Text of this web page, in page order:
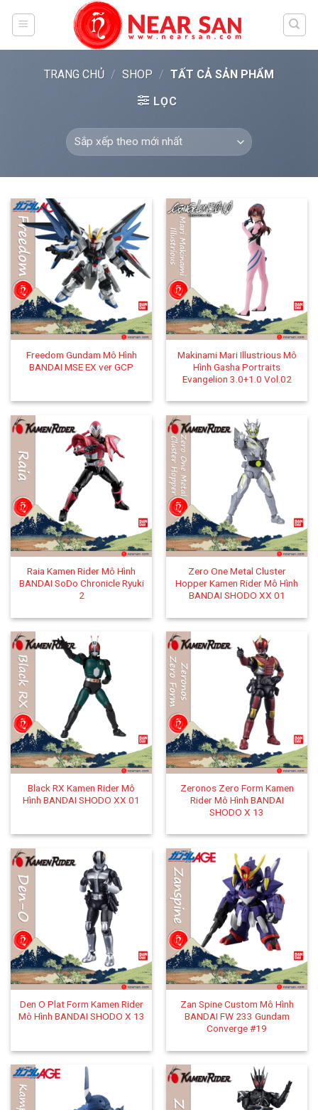
TRANG CHỦ / SHOP / TẤT CẢ SẢN PHẨM
LỌC
Freedom Gundam Mô Hình
BANDAI MSE EX ver GCP
Makinami Mari Illustrious Mô
Hình Gasha Portraits
Evangelion 3.0+1.0 Vol.02
Raia Kamen Rider Mô Hình
BANDAI SoDo Chronicle Ryuki
2
Zero One Metal Cluster
Hopper Kamen Rider Mô Hình
BANDAI SHODO XX 01
Black RX Kamen Rider Mô
Hình BANDAI SHODO XX 01
Zeronos Zero Form Kamen
Rider Mô Hình BANDAI
SHODO X 13
Den O Plat Form Kamen Rider
Mô Hình BANDAI SHODO X 13
Zan Spine Custom Mô Hình
BANDAI FW 233 Gundam
Converge #19